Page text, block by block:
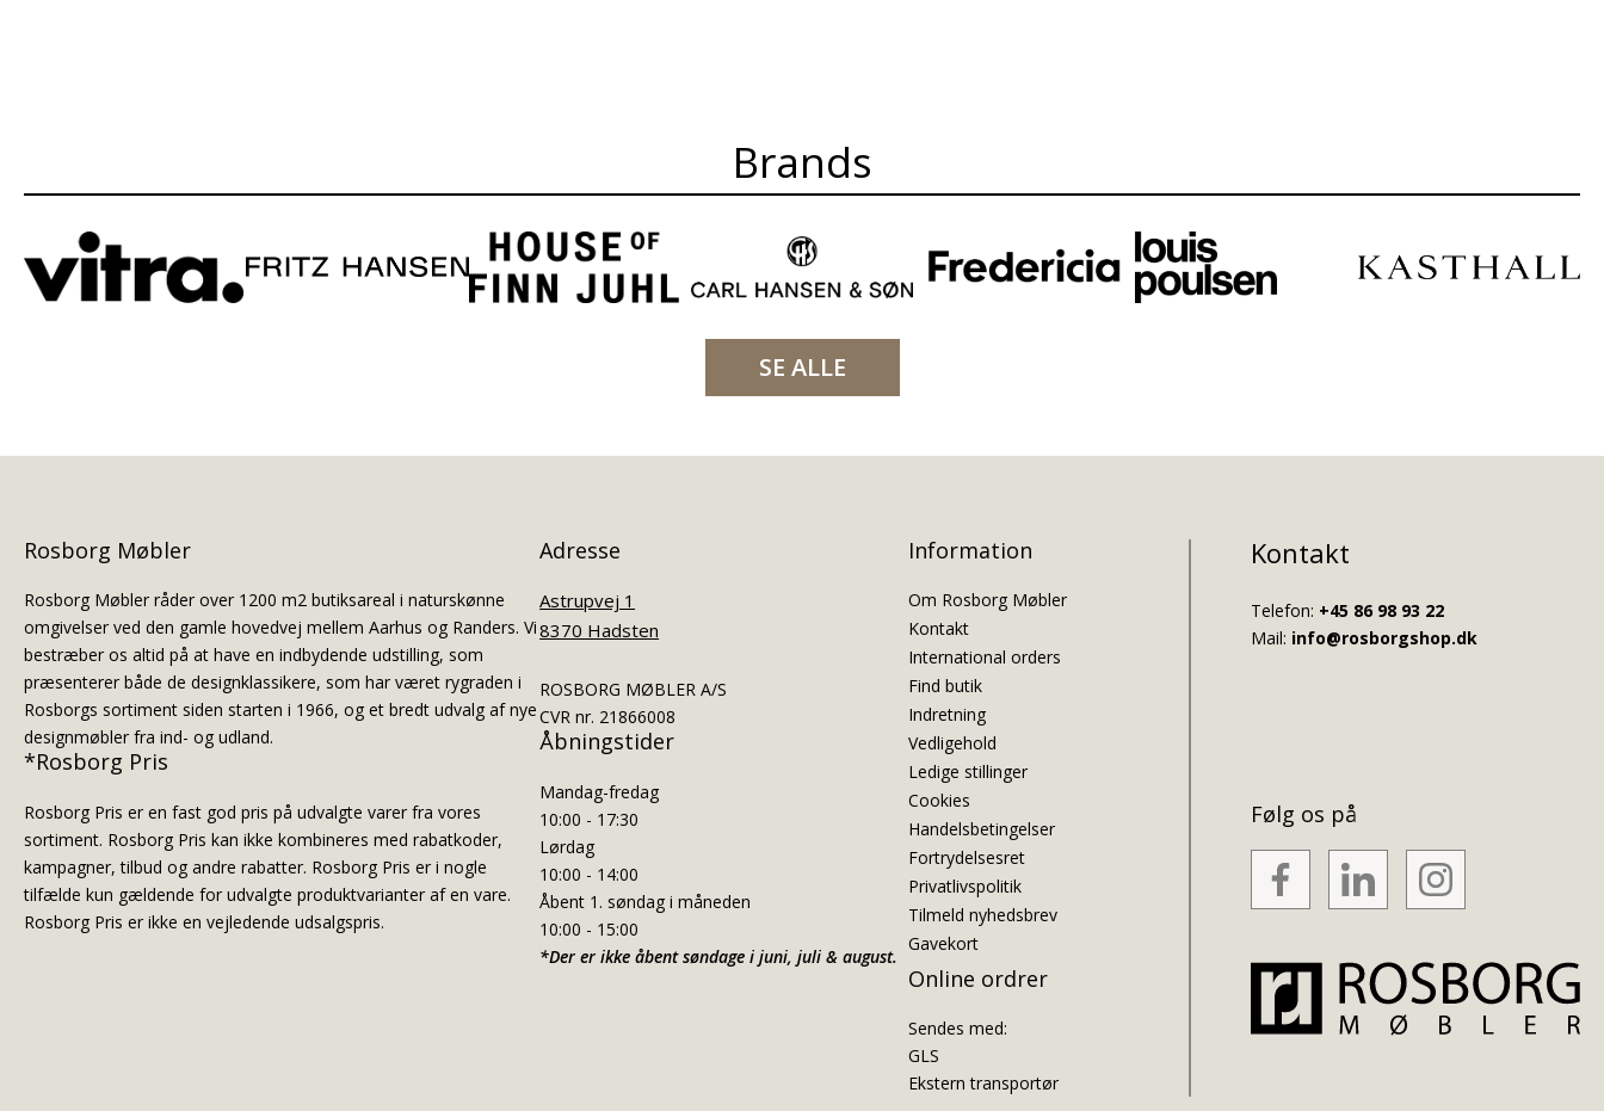
Brands
SE ALLE
Rosborg Møbler
Rosborg Møbler råder over 1200 m2 butiksareal i naturskønne
omgivelser ved den gamle hovedvej mellem Aarhus og Randers. Vi
bestræber os altid på at have en indbydende udstilling, som
præsenterer både de designklassikere, som har været rygraden i
Rosborgs sortiment siden starten i 1966, og et bredt udvalg af nye
designmøbler fra ind- og udland.
*Rosborg Pris
Rosborg Pris er en fast god pris på udvalgte varer fra vores
sortiment. Rosborg Pris kan ikke kombineres med rabatkoder,
kampagner, tilbud og andre rabatter. Rosborg Pris er i nogle
tilfælde kun gældende for udvalgte produktvarianter af en vare.
Rosborg Pris er ikke en vejledende udsalgspris.
Adresse
Astrupvej 1
8370 Hadsten
ROSBORG MØBLER A/S
CVR nr. 21866008
Åbningstider
Mandag-fredag
10:00 - 17:30
Lørdag
10:00 - 14:00
Åbent 1. søndag i måneden
10:00 - 15:00
*Der er ikke åbent søndage i juni, juli & august.
Information
Om Rosborg Møbler
Kontakt
International orders
Find butik
Indretning
Vedligehold
Ledige stillinger
Cookies
Handelsbetingelser
Fortrydelsesret
Privatlivspolitik
Tilmeld nyhedsbrev
Gavekort
Online ordrer
Sendes med:
GLS
Ekstern transportør
Kontakt
Telefon: +45 86 98 93 22
Mail: info@rosborgshop.dk
Følg os på